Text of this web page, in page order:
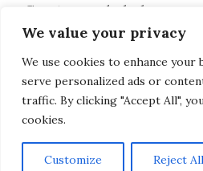
We value your privacy
We use cookies to enhance your
serve personalized ads or
traffic. By clicking "Accept All",
cookies.
Customize Reject All
Crestanevada lo hace
Estrena coche sin
Descubre el renting
Crestanevada en Granada
AVISO LEGAL, POLITICA DE